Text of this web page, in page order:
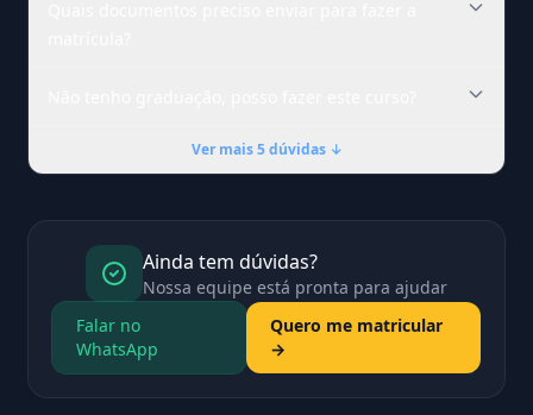
Ver mais 5 dúvidas ↓
Ainda tem dúvidas?
Nossa equipe está pronta para ajudar
Falar no
WhatsApp
Quero me matricular
→